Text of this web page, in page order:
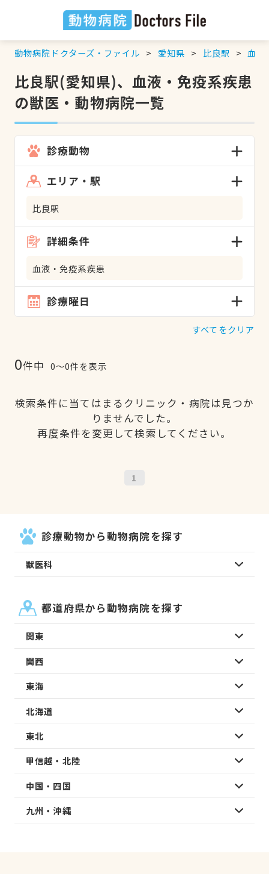
動物病院ドクターズ・ファイル 愛知県 比良駅 血液
比良駅(愛知県)、血液・免疫系疾患
の獣医・動物病院一覧
診療動物
エリア・駅
比良駅
詳細条件
血液・免疫系疾患
診療曜日
すべてをクリア
0件中 0〜0件を表示
検索条件に当てはまるクリニック・病院は見つか
りませんでした。
再度条件を変更して検索してください。
1
診療動物から動物病院を探す
獣医科
都道府県から動物病院を探す
関東
関西
東海
北海道
東北
甲信越・北陸
中国・四国
九州・沖縄